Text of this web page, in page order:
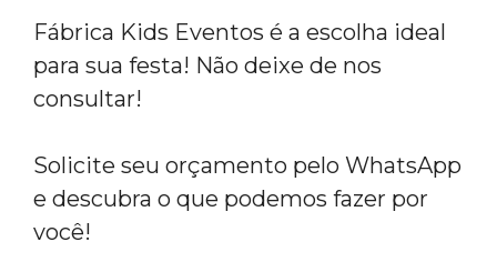
Fábrica Kids Eventos é a escolha ideal
para sua festa! Não deixe de nos
consultar!
Solicite seu orçamento pelo WhatsApp
e descubra o que podemos fazer por
você!